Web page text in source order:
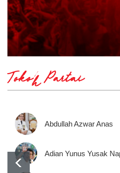
Tokoh Partai
Abdullah Azwar Anas
Adian Yunus Yusak